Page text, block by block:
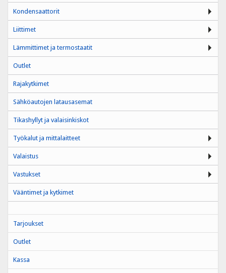
Kondensaattorit
Liittimet
Lämmittimet ja termostaatit
Outlet
Rajakytkimet
Sähköautojen latausasemat
Tikashyllyt ja valaisinkiskot
Työkalut ja mittalaitteet
Valaistus
Vastukset
Vääntimet ja kytkimet
Tarjoukset
Outlet
Kassa